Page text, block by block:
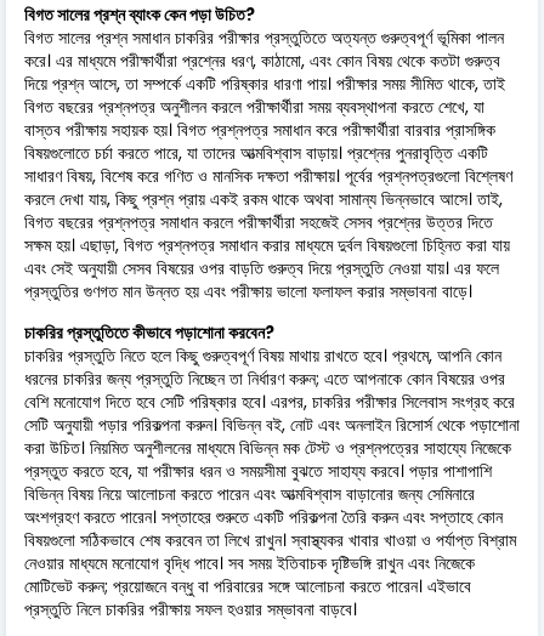
বিগত সালের প্রশ্ন ব্যাংক কেন পড়া উচিত?
বিগত সালের প্রশ্ন সমাধান চাকরির পরীক্ষার প্রস্তুতিতে অত্যন্ত গুরুত্বপূর্ণ ভূমিকা পালন
করে। এর মাধ্যমে পরীক্ষার্থীরা প্রশ্নের ধরণ, কাঠামো, এবং কোন বিষয় থেকে কতটা গুরুত্ব
দিয়ে প্রশ্ন আসে, তা সম্পর্কে একটি পরিষ্কার ধারণা পায়। পরীক্ষার সময় সীমিত থাকে, তাই
বিগত বছরের প্রশ্নপত্র অনুশীলন করলে পরীক্ষার্থীরা সময় ব্যবস্থাপনা করতে শেখে, যা
বাস্তব পরীক্ষায় সহায়ক হয়। বিগত প্রশ্নপত্র সমাধান করে পরীক্ষার্থীরা বারবার প্রাসঙ্গিক
বিষয়গুলোতে চর্চা করতে পারে, যা তাদের আত্মবিশ্বাস বাড়ায়। প্রশ্নের পুনরাবৃত্তি একটি
সাধারণ বিষয়, বিশেষ করে গণিত ও মানসিক দক্ষতা পরীক্ষায়। পূর্বের প্রশ্নপত্রগুলো বিশ্লেষণ
করলে দেখা যায়, কিছু প্রশ্ন প্রায় একই রকম থাকে অথবা সামান্য ভিন্নভাবে আসে। তাই,
বিগত বছরের প্রশ্নপত্র সমাধান করলে পরীক্ষার্থীরা সহজেই সেসব প্রশ্নের উত্তর দিতে
সক্ষম হয়। এছাড়া, বিগত প্রশ্নপত্র সমাধান করার মাধ্যমে দুর্বল বিষয়গুলো চিহ্নিত করা যায়
এবং সেই অনুযায়ী সেসব বিষয়ের ওপর বাড়তি গুরুত্ব দিয়ে প্রস্তুতি নেওয়া যায়। এর ফলে
প্রস্তুতির গুণগত মান উন্নত হয় এবং পরীক্ষায় ভালো ফলাফল করার সম্ভাবনা বাড়ে।
চাকরির প্রস্তুতিতে কীভাবে পড়াশোনা করবেন?
চাকরির প্রস্তুতি নিতে হলে কিছু গুরুত্বপূর্ণ বিষয় মাথায় রাখতে হবে। প্রথমে, আপনি কোন
ধরনের চাকরির জন্য প্রস্তুতি নিচ্ছেন তা নির্ধারণ করুন; এতে আপনাকে কোন বিষয়ের ওপর
বেশি মনোযোগ দিতে হবে সেটি পরিষ্কার হবে। এরপর, চাকরির পরীক্ষার সিলেবাস সংগ্রহ করে
সেটি অনুযায়ী পড়ার পরিকল্পনা করুন। বিভিন্ন বই, নোট এবং অনলাইন রিসোর্স থেকে পড়াশোনা
করা উচিত। নিয়মিত অনুশীলনের মাধ্যমে বিভিন্ন মক টেস্ট ও প্রশ্নপত্রের সাহায্যে নিজেকে
প্রস্তুত করতে হবে, যা পরীক্ষার ধরন ও সময়সীমা বুঝতে সাহায্য করবে। পড়ার পাশাপাশি
বিভিন্ন বিষয় নিয়ে আলোচনা করতে পারেন এবং আত্মবিশ্বাস বাড়ানোর জন্য সেমিনারে
অংশগ্রহণ করতে পারেন। সপ্তাহের শুরুতে একটি পরিকল্পনা তৈরি করুন এবং সপ্তাহে কোন
বিষয়গুলো সঠিকভাবে শেষ করবেন তা লিখে রাখুন। স্বাস্থ্যকর খাবার খাওয়া ও পর্যাপ্ত বিশ্রাম
নেওয়ার মাধ্যমে মনোযোগ বৃদ্ধি পাবে। সব সময় ইতিবাচক দৃষ্টিভঙ্গি রাখুন এবং নিজেকে
মোটিভেট করুন; প্রয়োজনে বন্ধু বা পরিবারের সঙ্গে আলোচনা করতে পারেন। এইভাবে
প্রস্তুতি নিলে চাকরির পরীক্ষায় সফল হওয়ার সম্ভাবনা বাড়বে।